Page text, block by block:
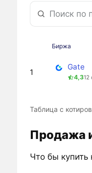
Биржа
1
Gate
4,312
Таблица с
Продажа
Что бы купить